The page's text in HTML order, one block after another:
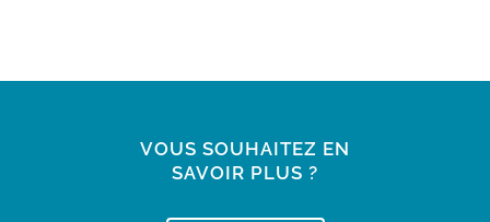
VOUS SOUHAITEZ EN
SAVOIR PLUS ?